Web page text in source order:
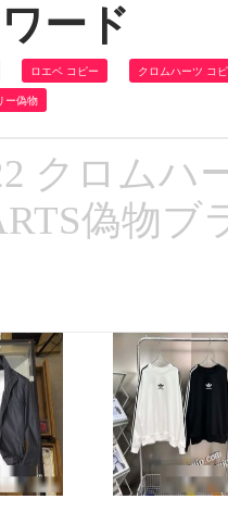
ード
ロエベ コピー クロムハーツ コ
ー偽物
クロムハ
偽物